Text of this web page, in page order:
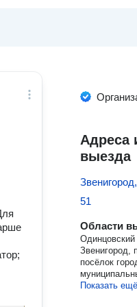
Адреса
выезда
51
Области
Одинцовский
Звенигород,
посёлок
Показать ещё